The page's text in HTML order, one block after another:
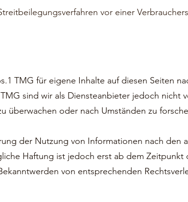
vor einer
TMG für eigene Inhalte auf diesen Seiten
sind wir als Diensteanbieter jedoch nicht
überwachen oder nach Umständen zu
der Nutzung von Informationen nach den
Haftung ist jedoch erst ab dem Zeitpunkt
von entsprechenden